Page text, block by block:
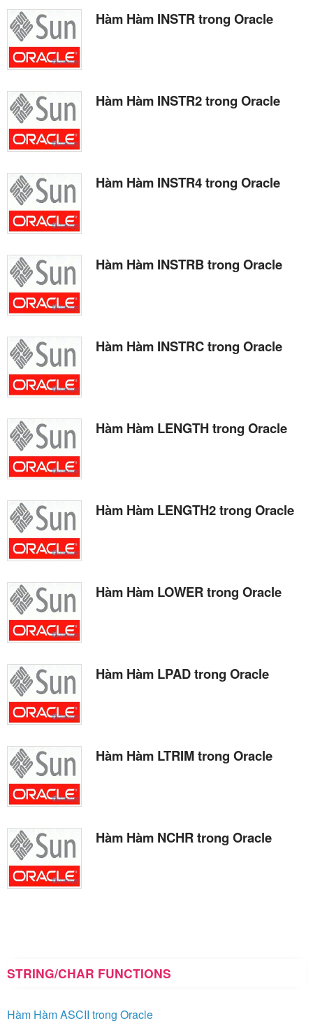
Hàm Hàm INSTR trong Oracle
Hàm Hàm INSTR2 trong Oracle
Hàm Hàm INSTR4 trong Oracle
Hàm Hàm INSTRB trong Oracle
Hàm Hàm INSTRC trong Oracle
Hàm Hàm LENGTH trong Oracle
Hàm Hàm LENGTH2 trong Oracle
Hàm Hàm LOWER trong Oracle
Hàm Hàm LPAD trong Oracle
Hàm Hàm LTRIM trong Oracle
Hàm Hàm NCHR trong Oracle
STRING/CHAR FUNCTIONS
Hàm Hàm ASCII trong Oracle